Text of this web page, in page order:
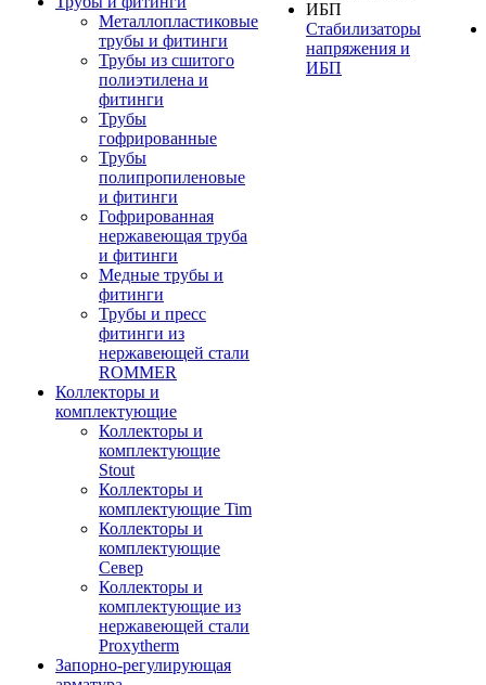
Металлопластиковые
трубы и фитинги
Трубы из сшитого
полиэтилена и
фитинги
Трубы
гофрированные
Трубы
полипропиленовые
и фитинги
Гофрированная
нержавеющая труба
и фитинги
Медные трубы и
фитинги
Трубы и пресс
фитинги из
нержавеющей стали
ROMMER
Коллекторы и
комплектующие
Коллекторы и
комплектующие
Stout
Коллекторы и
комплектующие Tim
Коллекторы и
комплектующие
Север
Коллекторы и
комплектующие из
нержавеющей стали
Proxytherm
Запорно-регулирующая
Стабилизаторы
напряжения и
ИБП